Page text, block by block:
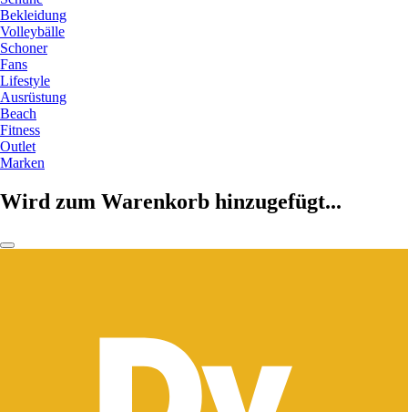
Bekleidung
Volleybälle
Schoner
Fans
Lifestyle
Ausrüstung
Beach
Fitness
Outlet
Marken
Wird zum Warenkorb hinzugefügt...